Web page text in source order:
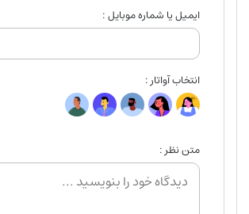
ایمیل یا شماره موبایل :
انتخاب آواتار :
متن نظر :